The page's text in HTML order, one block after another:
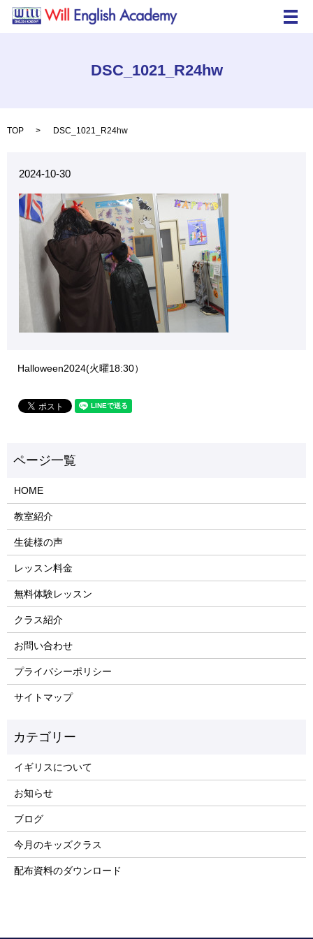
メ
DSC_1021_R24hw
TOP DSC_1021_R24hw
2024-10-30
Halloween2024(火曜18:30）
HOME
教室紹介
生徒様の声
レッスン料金
無料体験レッスン
クラス紹介
お問い合わせ
プライバシーポリシー
サイトマップ
イギリスについて
お知らせ
ブログ
今月のキッズクラス
配布資料のダウンロード